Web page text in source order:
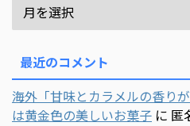
最近のコメント
海外「甘味とカラメルの香り
は黄金色の美しいお菓子 に 匿